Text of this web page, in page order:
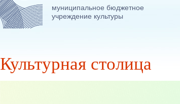
муниципальное бюджетное
учреждение культуры
Культурная столица